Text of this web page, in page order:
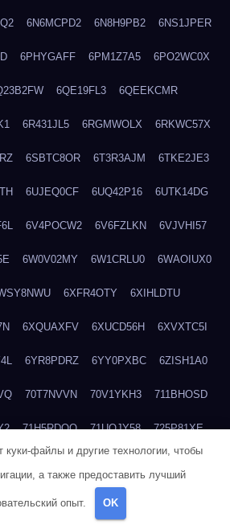
6N6MCPD2 6N8H9PB2 6NS1JPER
6PHYGAFF 6PM1Z7A5 6PO2WC0X
6QE19FL3 6QEEKCMR
6R431JL5 6RGMWOLX 6RKWC57X
6SBTC8OR 6T3R3AJM 6TKE2JE3
6UJEQ0CF 6UQ42P16 6UTK14DG
6V4POCW2 6V6FZLKN 6VJVHI57
6W0V02MY 6W1CRLU0 6WAOIUX0
6XFR4OTY 6XIHLDTU
6XQUAXFV 6XUCD56H 6XVXTC5I
6YR8PDRZ 6YY0PXBC 6ZISH1A0
70T7NVVN 70V1YKH3 711BHOSD
71H5RDOO 71UQJY58 725P81XE
куки-файлы и другие технологии, чтобы
а также предоставить лучший
опыт. OK